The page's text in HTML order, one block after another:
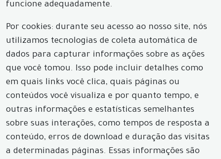
funcione adequadamente.
Por cookies: durante seu acesso ao nosso site, nós
utilizamos tecnologias de coleta automática de
dados para capturar informações sobre as ações
que você tomou. Isso pode incluir detalhes como
em quais links você clica, quais páginas ou
conteúdos você visualiza e por quanto tempo, e
outras informações e estatísticas semelhantes
sobre suas interações, como tempos de resposta a
conteúdo, erros de download e duração das visitas
a determinadas páginas. Essas informações são